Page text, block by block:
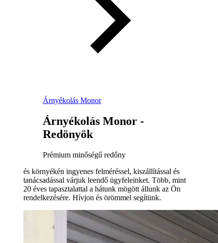
Árnyékolás Monor
Árnyékolás Monor -
Redönyök
Prémium minőségű redőny
és környékén ingyenes felméréssel, kiszállítással és
tanácsadással várjuk leendő ügyfeleinket. Több, mint
20 éves tapasztalattal a hátunk mögött állunk az Ön
rendelkezésére. Hívjon és örömmel segítünk.